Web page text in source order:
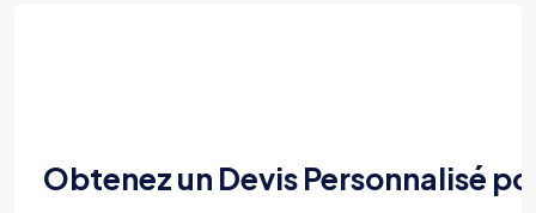
Obtenez un Devis Personnalisé